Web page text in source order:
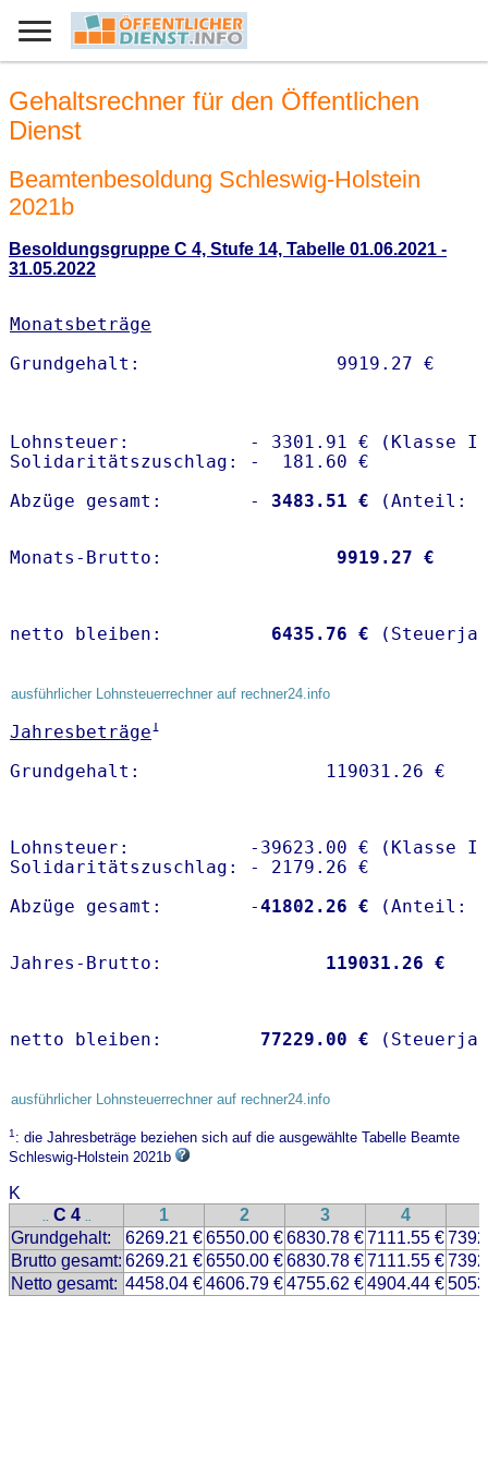
Gehaltsrechner für den Öffentlichen
Dienst
Beamtenbesoldung Schleswig-Holstein
2021b
Besoldungsgruppe C 4, Stufe 14, Tabelle 01.06.2021 -
31.05.2022
Monatsbeträge
Lohnsteuer:           - 3301.91 € (Klasse I)
Solidaritätszuschlag: -  181.60 €
Abzüge gesamt:        -
3483.51 €
Monats-Brutto: 9919.27 €
netto bleiben: 6435.76 €
ausführlicher Lohnsteuerrechner auf rechner24.info
Jahresbeträge1
Lohnsteuer:           -39623.00 € (Klasse I)
Solidaritätszuschlag: - 2179.26 €
Abzüge gesamt:        -41802.26 €
Jahres-Brutto: 119031.26 €
netto bleiben: 77229.00 €
ausführlicher Lohnsteuerrechner auf rechner24.info
1: die Jahresbeträge beziehen sich auf die ausgewählte Tabelle Beamte
Schleswig-Holstein 2021b
K
.. C 4 .. 1 2 3 4
Grundgehalt:
6269.21 €6550.00 €6830.78 €7111.55 €
Brutto gesamt: 6269.21 €6550.00 €6830.78 €7111.55 €
Netto gesamt: 4458.04 €4606.79 €4755.62 €4904.44 €